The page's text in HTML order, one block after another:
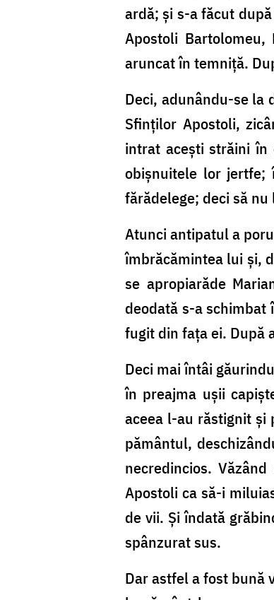
ardă; și s-a făcut
Apostoli
aruncat în temniță.
Deci, adunându-se la
Sfinților Apostoli,
intrat acești străini
obișnuitele lor jertfe;
fărădelege; deci să
Atunci antipatul a
îmbrăcămintea lui și,
se apropiarăde
deodată s-a schimbat
fugit din fața ei. După
Deci mai întâi
în preajma ușii
aceea l-au răstignit și
pământul,
necredincios.
Apostoli ca să-i
de vii. Și îndată
spânzurat sus.
Dar astfel a fost bună